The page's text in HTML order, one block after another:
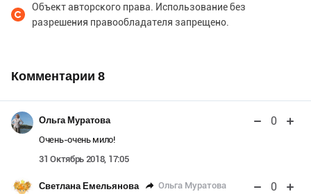
Объект авторского права. Использование без
разрешения правообладателя запрещено.
Комментарии 8
Ольга Муратова 0
Очень-очень мило!
31 Октябрь 2018, 17:05
Светлана Емельянова Ольга Муратова 0